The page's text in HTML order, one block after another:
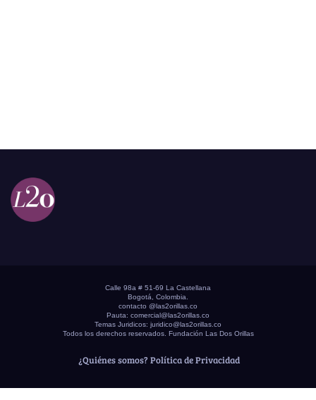
Calle 98a # 51-69 La Castellana
Bogotá, Colombia.
contacto @las2orillas.co
Pauta: comercial@las2orillas.co
Temas Juridicos: juridico@las2orillas.co
Todos los derechos reservados. Fundación Las Dos Orillas
¿Quiénes somos? Política de Privacidad